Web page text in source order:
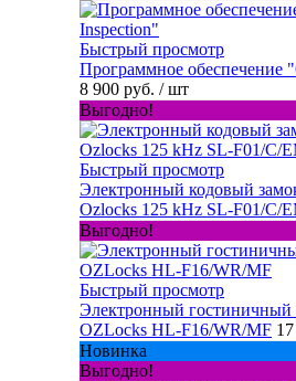
Быстрый просмотр
Программное обеспечение
8 900 руб. / шт
Выгодно!
Быстрый просмотр
Электронный кодовый
Ozlocks 125 kHz SL-F01/C/
Выгодно!
Быстрый просмотр
Электронный гостиничный
OZLocks HL-F16/WR/MF
Новинка
Выгодно!